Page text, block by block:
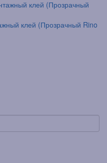
клей (Прозрачный Rino